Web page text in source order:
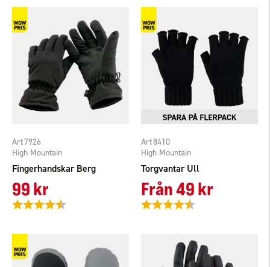
Fingerhandskar Berg
High Mountain
7926
99 kr
Betyg:
Torgvantar Ull
High Mountain
8410
Från49 kr
Betyg: